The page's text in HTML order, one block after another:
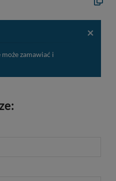
Kopiuj
do
×
zamawiać i